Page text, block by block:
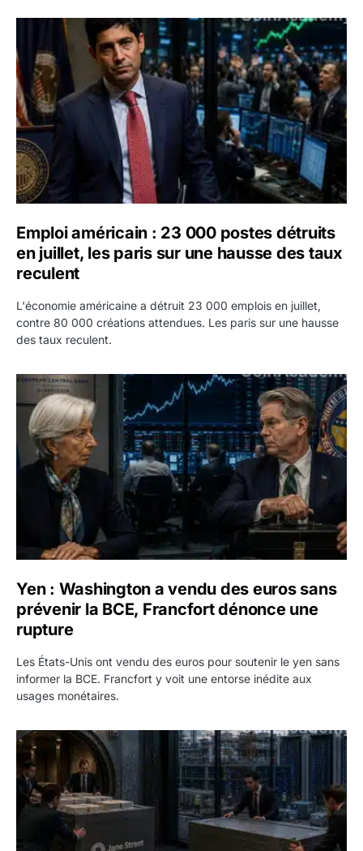
Emploi américain : 23 000 postes détruits en juillet, les
Emploi américain : 23 000 postes détruits
en juillet, les paris sur une hausse des taux
reculent
L'économie américaine a détruit 23 000 emplois en juillet,
contre 80 000 créations attendues. Les paris sur une hausse
des taux reculent.
Yen : Washington a vendu des euros sans prévenir la
Yen : Washington a vendu des euros sans
prévenir la BCE, Francfort dénonce une
rupture
Les États-Unis ont vendu des euros pour soutenir le yen sans
informer la BCE. Francfort y voit une entorse inédite aux
usages monétaires.
Jane Street négocie le transfert de 11 milliards de